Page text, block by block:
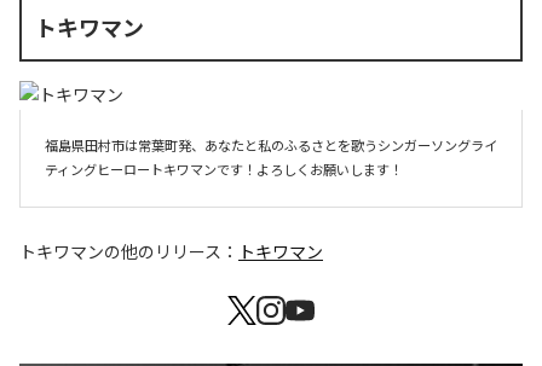
トキワマン
福島県田村市は常葉町発、あなたと私のふるさとを歌うシンガーソングライ
ティングヒーロートキワマンです！よろしくお願いします！
トキワマンの他のリリース： トキワマン